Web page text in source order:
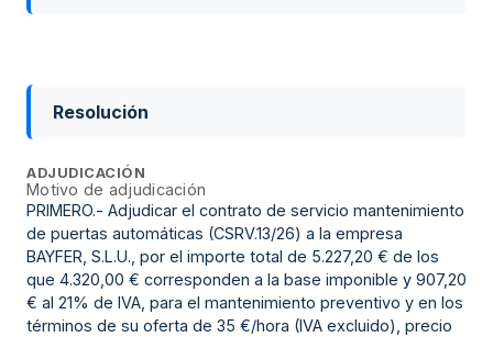
Resolución
ADJUDICACIÓN
Motivo de adjudicación
PRIMERO.- Adjudicar el contrato de servicio mantenimiento
de puertas automáticas (CSRV.13/26) a la empresa
BAYFER, S.L.U., por el importe total de 5.227,20 € de los
que 4.320,00 € corresponden a la base imponible y 907,20
€ al 21% de IVA, para el mantenimiento preventivo y en los
términos de su oferta de 35 €/hora (IVA excluido), precio